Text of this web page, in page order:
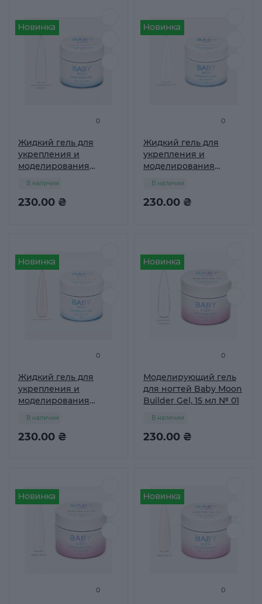
0
Жидкий гель для
укрепления и
моделирования
15 мл № 01
230.00 ₴
В наличии
0
Жидкий гель для
укрепления и
моделирования
15 мл № 02
230.00 ₴
В наличии
0
Жидкий гель для
укрепления и
моделирования
15 мл № 03
230.00 ₴
В наличии
0
Моделирующий гель
для ногтей Baby Moon
Builder Gel, 15 мл № 01
230.00 ₴
В наличии
0 0